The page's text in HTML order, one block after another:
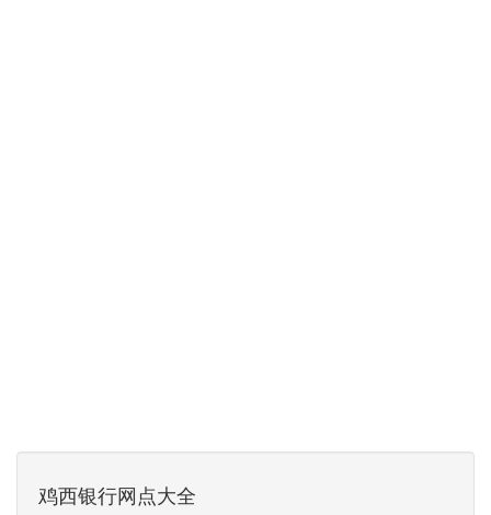
鸡西银行网点大全